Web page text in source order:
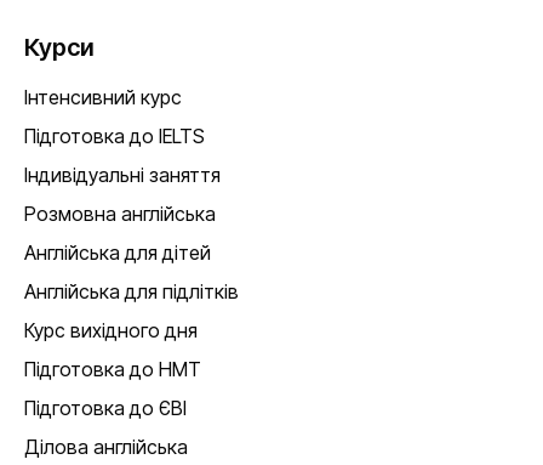
Курси
Інтенсивний курс
Підготовка до IELTS
Індивідуальні заняття
Розмовна англійська
Англійська для дітей
Англійська для підлітків
Курс вихідного дня
Підготовка до НМТ
Підготовка до ЄВІ
Ділова англійська